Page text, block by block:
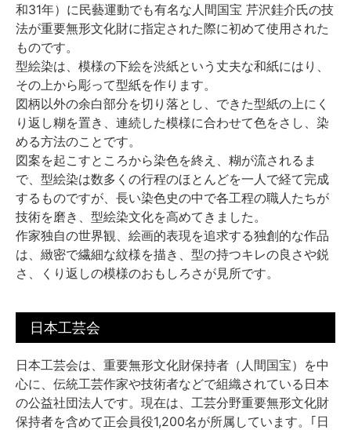
和31年）に民藝運動でも有名な人間国宝 芹沢銈介氏の技
法が重要無形文化財に指定された際に初めて使用された
ものです。
型絵染は、模様の下絵を渋紙という丈夫な和紙にはり、
その上から彫って型紙を作ります。
図柄以外の余白部分を切り落とし、できた型紙の上にく
り返し糊を置き、連続した模様に合わせて色をさし、染
める方法のことです。
図案を起こすところから染色を終え、糊が流されるま
で、型絵染は数多くの行程のほとんどを一人で経て完成
するものですが、長い染色史の中で各工程の職人たちが
技術を磨き、型絵染文化を高めてきました。
作家独自の世界観、絵画的表現を追求する独創的な作品
は、緻密で繊細な紋様を描き、型の持つキレの良さや鋭
さ、くり返しの模様のおもしろさが見所です。
日本工芸会
日本工芸会は、重要無形文化財保持者（人間国宝）を中
心に、伝統工芸作家や技術者などで組織されている日本
の公益社団法人です。現在は、工芸分野重要無形文化財
保持者を含めて正会員役1,200名が所属しています。｢日